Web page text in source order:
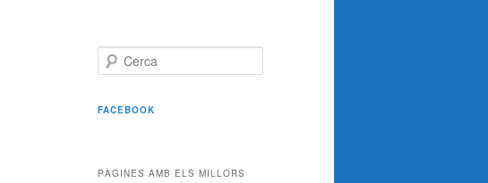
e
c
FACEBOOK
PÀGINES AMB ELS MILLORS